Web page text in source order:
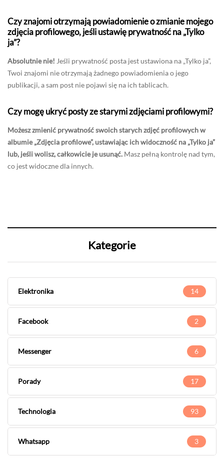
Czy znajomi otrzymają powiadomienie o zmianie mojego
zdjęcia profilowego, jeśli ustawię prywatność na „Tylko
ja”?
Absolutnie nie! Jeśli prywatność posta jest ustawiona na „Tylko ja”,
Twoi znajomi nie otrzymają żadnego powiadomienia o jego
publikacji, a sam post nie pojawi się na ich tablicach.
Czy mogę ukryć posty ze starymi zdjęciami profilowymi?
Możesz zmienić prywatność swoich starych zdjęć profilowych w
albumie „Zdjęcia profilowe”, ustawiając ich widoczność na „Tylko ja”
lub, jeśli wolisz, całkowicie je usunąć. Masz pełną kontrolę nad tym,
co jest widoczne dla innych.
Kategorie
Elektronika 14
Facebook 2
Messenger 6
Porady 17
Technologia 93
Whatsapp 3